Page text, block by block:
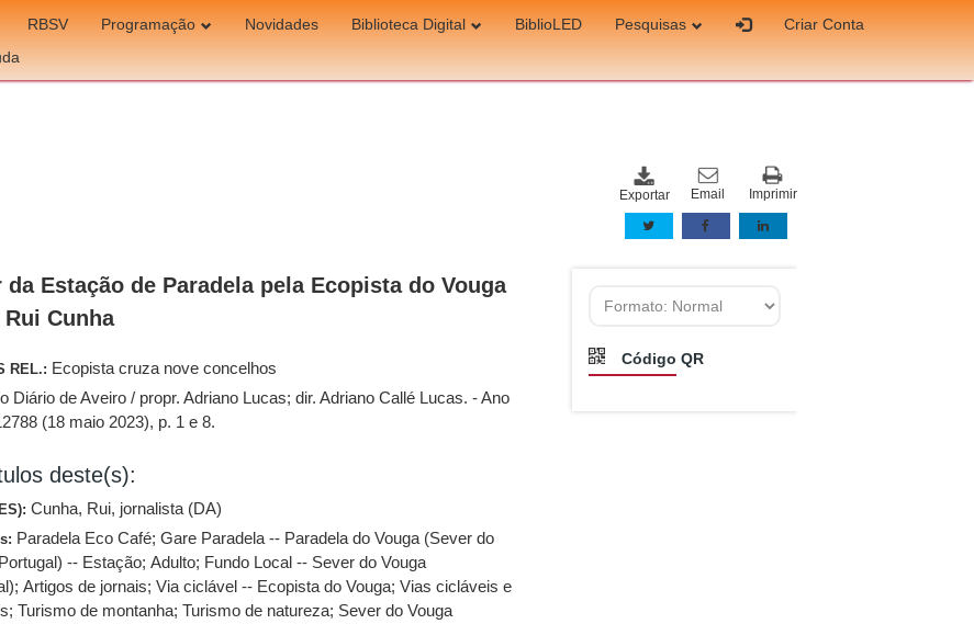
RBSV Programação Novidades Biblioteca Digital BiblioLED Pesquisas
Criar Conta
Imprimir
Email
Exportar
da Estação de Paradela pela Ecopista do Vouga
Cunha
REL.: Ecopista cruza nove concelhos
Diário de Aveiro / propr. Adriano Lucas; dir. Adriano Callé Lucas. - Ano
(18 maio 2023), p. 1 e 8.
deste(s):
Cunha, Rui, jornalista (DA)
Paradela Eco Café;Gare Paradela -- Paradela do Vouga (Sever do
-- Estação;Adulto; Fundo Local -- Sever do Vouga
;Artigos de jornais;Via ciclável -- Ecopista do Vouga;Vias cicláveis e
;Turismo de montanha;Turismo de natureza; Sever do Vouga
Código QR